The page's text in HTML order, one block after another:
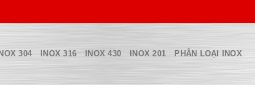
INOX 304 INOX 316 INOX 430 INOX 201 PHÂN LOẠI INOX